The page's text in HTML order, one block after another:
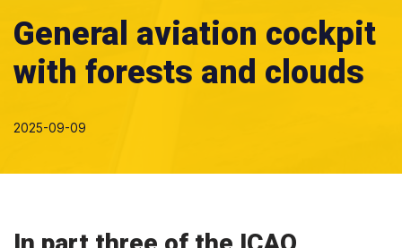
General aviation cockpit
with forests and clouds
2025-09-09